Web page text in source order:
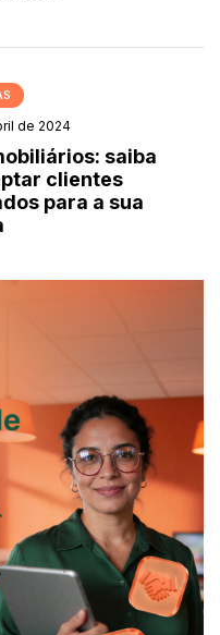
de 2024
saiba
clientes
para a sua